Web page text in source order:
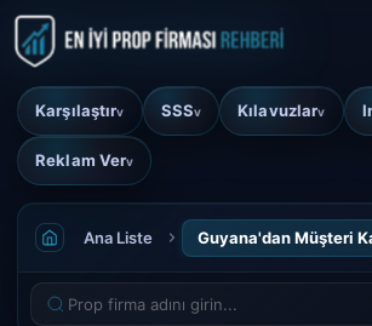
Karşılaştırv SSSv Kılavuzlarv
Reklam Verv
Ana Liste Guyana'dan Müşteri